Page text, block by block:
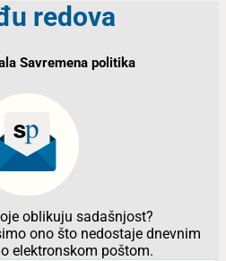
redova
Savremena politika
oblikuju sadašnjost?
ono što nedostaje dnevnim
elektronskom poštom.